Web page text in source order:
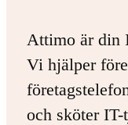
Attimo är din
Vi hjälper
och sköter